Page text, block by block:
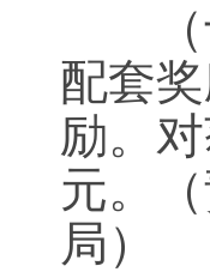
（十
配套
励。
元。
局